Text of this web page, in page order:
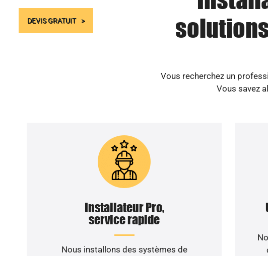
DEVIS GRATUIT
Vous recherchez un
Vous savez
Installateur Pro,
service rapide
Nous installons des systèmes de